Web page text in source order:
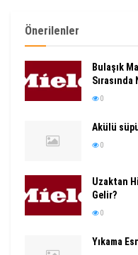
Önerilenler
Bulaşık
0
Akülü
0
Uzaktan
Gelir?
0
Yıkama